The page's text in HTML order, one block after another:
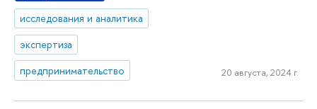
исследования и аналитика
экспертиза
предпринимательство
20 августа, 2024 г.